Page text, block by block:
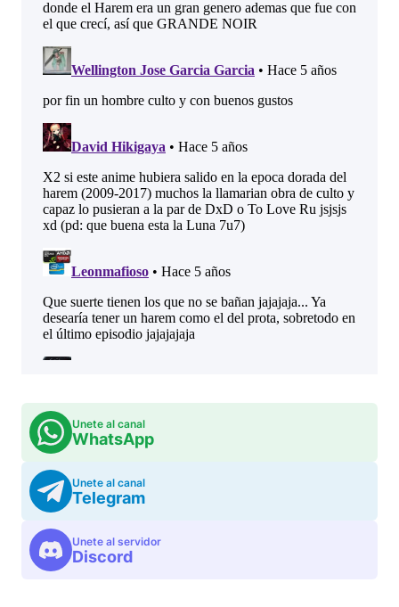
Unete al canal
WhatsApp
Unete al canal
Telegram
Unete al servidor
Discord